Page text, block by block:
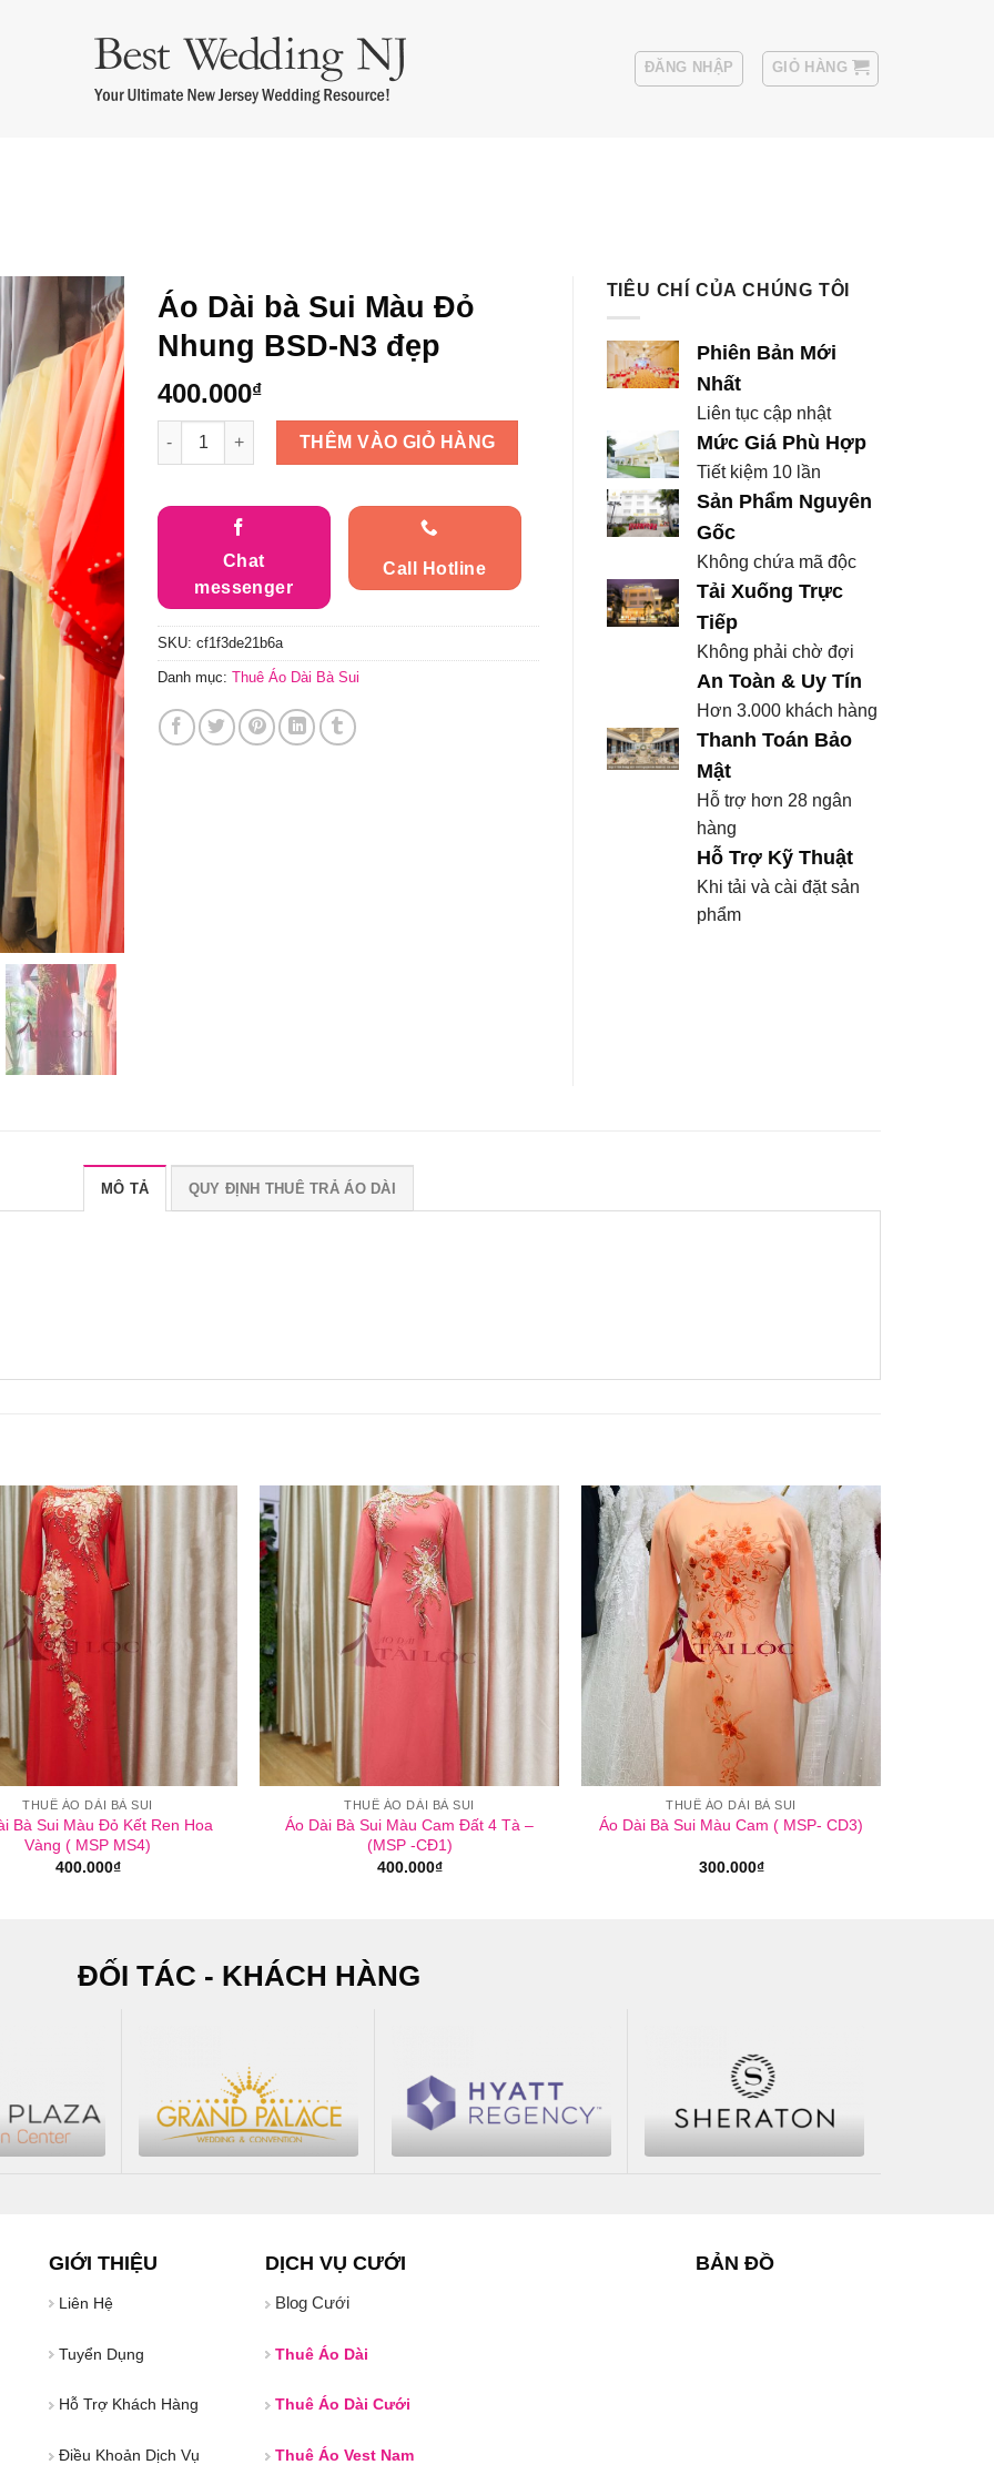
ĐĂNG NHẬP GIỎ HÀNG
Áo Dài bà Sui Màu Đỏ
Nhung BSD-N3 đẹp
400.000₫
Áo Dài bà Sui Màu Đỏ Nhung BSD-N3 đẹp số lượng
THÊM VÀO GIỎ HÀNG
Chat
messenger
Call Hotline
SKU: cf1f3de21b6a
Danh mục: Thuê Áo Dài Bà Sui
TIÊU CHÍ CỦA CHÚNG TÔI
Phiên Bản Mới
Nhất
Liên tục cập nhật
Mức Giá Phù Hợp
Tiết kiệm 10 lần
Sản Phẩm Nguyên
Gốc
Không chứa mã độc
Tải Xuống Trực
Tiếp
Không phải chờ đợi
An Toàn & Uy Tín
Hơn 3.000 khách hàng
Thanh Toán Bảo
Mật
Hỗ trợ hơn 28 ngân
hàng
Hỗ Trợ Kỹ Thuật
Khi tải và cài đặt sản
phẩm
MÔ TẢ QUY ĐỊNH THUÊ TRẢ ÁO DÀI
THUÊ ÁO DÀI BÀ SUI
Bà Sui Màu Đỏ Kết Ren Hoa
Vàng ( MSP MS4)
400.000₫
THUÊ ÁO DÀI BÀ SUI
Áo Dài Bà Sui Màu Cam Đất 4 Tà –
(MSP -CĐ1)
400.000₫
THUÊ ÁO DÀI BÀ SUI
Áo Dài Bà Sui Màu Cam ( MSP- CD3)
300.000₫
ĐỐI TÁC - KHÁCH HÀNG
GIỚI THIỆU
Liên Hệ
Tuyển Dụng
Hỗ Trợ Khách Hàng
Điều Khoản Dịch Vụ
DỊCH VỤ CƯỚI
Blog Cưới
Thuê Áo Dài
Thuê Áo Dài Cưới
Thuê Áo Vest Nam
BẢN ĐỒ